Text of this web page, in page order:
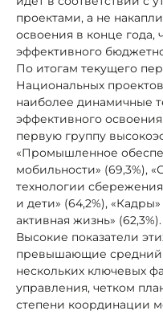
проектами, а не
освоения в конце года,
эффективного
По итогам текущего
Национальных
наиболее динамичные
эффективного
первую группу
«Промышленное
мобильности» (69,3%),
технологии
и дети» (64,2%),
активная жизнь» (62,3%).
Высокие показатели
превышающие средний
нескольких ключевых
управления, четком
степени координации